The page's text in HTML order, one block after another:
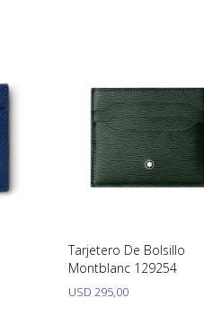
Tarjetero De Bolsillo
Montblanc 129254
USD 295,00